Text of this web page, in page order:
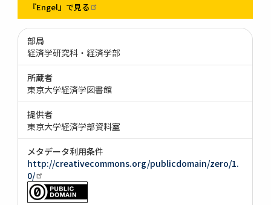
『Engel』で見る
部局
経済学研究科・経済学部
所蔵者
東京大学経済学図書館
提供者
東京大学経済学部資料室
メタデータ利用条件
http://creativecommons.org/publicdomain/zero/1.
0/